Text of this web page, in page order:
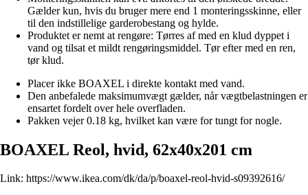
Gælder kun, hvis du bruger mere end 1 monteringsskinne, eller
til den indstillelige garderobestang og hylde.
Produktet er nemt at rengøre: Tørres af med en klud dyppet i
vand og tilsat et mildt rengøringsmiddel. Tør efter med en ren,
tør klud.
Placer ikke BOAXEL i direkte kontakt med vand.
Den anbefalede maksimumvægt gælder, når vægtbelastningen er
ensartet fordelt over hele overfladen.
Pakken vejer 0.18 kg, hvilket kan være for tungt for nogle.
BOAXEL Reol, hvid, 62x40x201 cm
Link: https://www.ikea.com/dk/da/p/boaxel-reol-hvid-s09392616/